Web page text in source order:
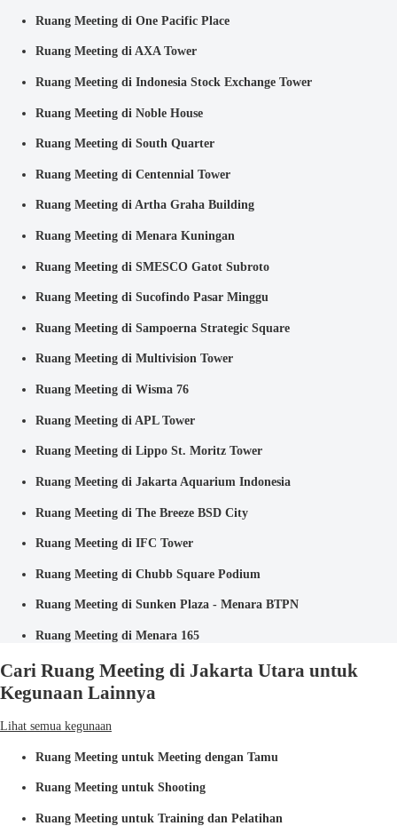
Ruang Meeting di One Pacific Place
Ruang Meeting di AXA Tower
Ruang Meeting di Indonesia Stock Exchange Tower
Ruang Meeting di Noble House
Ruang Meeting di South Quarter
Ruang Meeting di Centennial Tower
Ruang Meeting di Artha Graha Building
Ruang Meeting di Menara Kuningan
Ruang Meeting di SMESCO Gatot Subroto
Ruang Meeting di Sucofindo Pasar Minggu
Ruang Meeting di Sampoerna Strategic Square
Ruang Meeting di Multivision Tower
Ruang Meeting di Wisma 76
Ruang Meeting di APL Tower
Ruang Meeting di Lippo St. Moritz Tower
Ruang Meeting di Jakarta Aquarium Indonesia
Ruang Meeting di The Breeze BSD City
Ruang Meeting di IFC Tower
Ruang Meeting di Chubb Square Podium
Ruang Meeting di Sunken Plaza - Menara BTPN
Ruang Meeting di Menara 165
Cari Ruang Meeting di Jakarta Utara untuk
Kegunaan Lainnya
Lihat semua kegunaan
Ruang Meeting untuk Meeting dengan Tamu
Ruang Meeting untuk Shooting
Ruang Meeting untuk Training dan Pelatihan